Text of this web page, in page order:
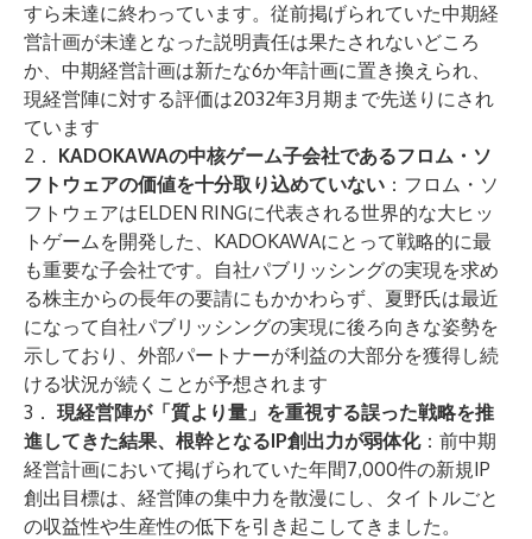
すら未達に終わっています。従前掲げられていた中期経
営計画が未達となった説明責任は果たされないどころ
か、中期経営計画は新たな6か年計画に置き換えられ、
現経営陣に対する評価は2032年3月期まで先送りにされ
ています
2． KADOKAWAの中核ゲーム子会社であるフロム・ソ
フトウェアの価値を十分取り込めていない ：フロム・ソ
フトウェアはELDEN RINGに代表される世界的な大ヒッ
トゲームを開発した、KADOKAWAにとって戦略的に最
も重要な子会社です。自社パブリッシングの実現を求め
る株主からの長年の要請にもかかわらず、夏野氏は最近
になって自社パブリッシングの実現に後ろ向きな姿勢を
示しており、外部パートナーが利益の大部分を獲得し続
ける状況が続くことが予想されます
3． 現経営陣が「質より量」を重視する誤った戦略を推
進してきた結果、根幹となるIP創出力が弱体化：前中期
経営計画において掲げられていた年間7,000件の新規IP
創出目標は、経営陣の集中力を散漫にし、タイトルごと
の収益性や生産性の低下を引き起こしてきました。